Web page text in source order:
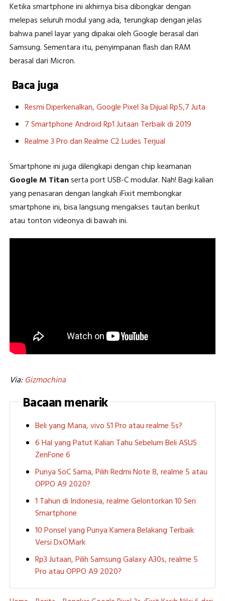
Ketika smartphone ini akhirnya bisa dibongkar dengan
melepas seluruh modul yang ada, terungkap dengan jelas
bahwa panel layar yang dipakai oleh Google berasal dari
Samsung. Sementara itu, penyimpanan flash dan RAM
berasal dari Micron.
Baca juga
Resmi Diperkenalkan, Google Pixel 3a Dijual Rp5,7 Juta
7 Smartphone Android Rp1 Jutaan Terbaik di 2019
Realme 3 Pro dan Realme C2 Ludes Terjual
Smartphone ini juga dilengkapi dengan chip keamanan
Google M Titanserta port USB-C modular. Nah! Bagi kalian
yang penasaran dengan langkah iFixit membongkar
smartphone ini, bisa langsung mengakses tautan berikut
atau tonton videonya di bawah ini.
Via:Gizmochina
Bacaan menarik
Beli yang Mana, vivo S1 Pro atau realme 5s?
6 Hal yang Patut Kalian Tahu Sebelum Beli ASUS
ZenFone 6
Punya SoC Sama, Pilih Redmi Note 8, realme 5 atau
OPPO A9 2020?
1 Tahun di Indonesia, realme Gelontorkan 10 Seri
Smartphone
10 Ponsel yang Punya Kamera Belakang Terbaik
Versi DxOMark
Rp3 Jutaan, Pilih Samsung Galaxy A30s, realme 5
Pro atau OPPO A9 2020?